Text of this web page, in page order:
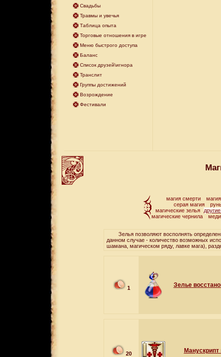
Свадьбы
Травмы и увечья
Таблица опыта
Торговые отношения в игре
Меню быстрого доступа
Баланс
Список друзей\игнора
Транслит
Группы достижений
Возрождение
Фестивали
магия смерти
серая магия
магические зелья
магические чернила
Зелья позволяют восполнять
данном случае - количество возможных
шамана, магическом ряду, лавке мага),
1 Зелье
20 Манускрипт